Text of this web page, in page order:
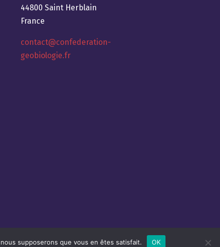
44800 Saint Herblain
France
contact@confederation-
geobiologie.fr
supposerons que vous en êtes satisfait. OK